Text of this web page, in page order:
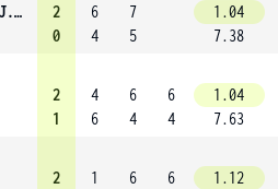
Konishi Camargo Silva J. (3)
2
0
6
4
7
5
1.04
7.38
2
1
4
6
6
4
6
4
1.04
7.63
2
1
6
6
1.12